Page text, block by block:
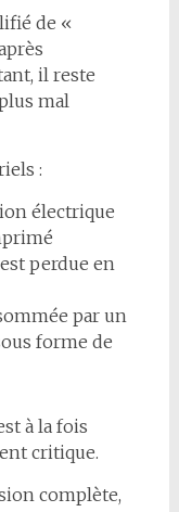
de «
il reste
mal
:
électrique
perdue en
par un
forme de
à la fois
critique.
complète,